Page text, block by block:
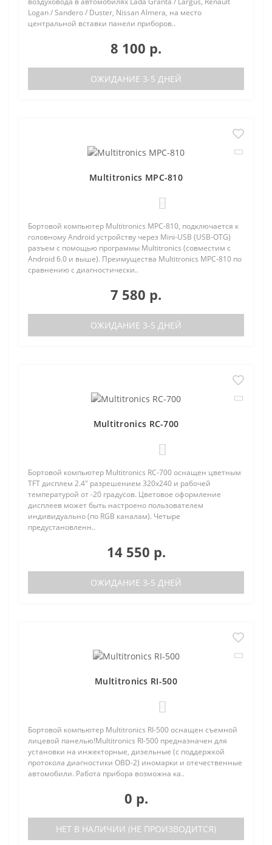
Logan / Sandero / Duster, Nissan Almera, на место
центральной вставки панели приборов..
8 100 р.
ОЖИДАНИЕ 3-5 ДНЕЙ
Multitronics MPC-810
Бортовой компьютер Multitronics MPC-810, подключается к
головному Android устройству через Mini-USB (USB-OTG)
разъем с помощью программы Multitronics (совместим с
Android 6.0 и выше). Преимущества Multitronics MPC-810 по
сравнению с диагностически..
7 580 р.
ОЖИДАНИЕ 3-5 ДНЕЙ
Multitronics RC-700
Бортовой компьютер Multitronics RC-700 оснащен цветным
TFT дисплем 2.4" разрешением 320х240 и рабочей
температурой от -20 градусов. Цветовое оформление
дисплеев может быть настроено пользователем
индивидуально (по RGB каналам). Четыре
предустановленн..
14 550 р.
ОЖИДАНИЕ 3-5 ДНЕЙ
Multitronics RI-500
Бортовой компьютер Multitronics RI-500 оснащен съемной
лицевой панелью!Multitronics RI-500 предназначен для
установки на инжекторные, дизельные (с поддержкой
протокола диагностики OBD-2) иномарки и отечественные
автомобили. Работа прибора возможна ка..
0 р.
НЕТ В НАЛИЧИИ (НЕ ПРОИЗВОДИТСЯ)